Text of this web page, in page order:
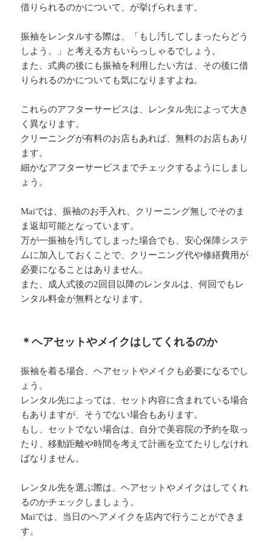
借りられるのかについて、が挙げられます。
振袖をレンタルする際は、「もし汚してしまったらどう
しよう。」と考える方もいらっしゃるでしょう。
また、式典の後にも振袖を利用したい方は、その後に借
りられるのかについても気になりますよね。
これらのアフターサービスは、レンタル先によって大き
く異なります。
クリーニングが有料のお店もあれば、無料のお店もあり
ます。
細かなアフターサービスまでチェックするようにしまし
ょう。
Maiでは、振袖のお手入れ、クリーニング無しでそのま
ま返却可能となっています。
万が一振袖を汚してしまった場合でも、安心保障システ
ムに加入しておくことで、クリーニング代や修繕費用が
必要になることはありません。
また、成人式後の2回目以降のレンタルは、何回でもレ
ンタル料金が無料となります。
＊ヘアセットやメイクはしてくれるのか
振袖を着る場合、ヘアセットやメイクも必要になるでし
ょう。
レンタル先によっては、セット内容に含まれている場合
もありますが、そうでない場合もあります。
もし、セットでない場合は、自分で美容院の予約を取っ
たり、移動距離や時間を考えて計画を立てたりしなけれ
ばなりません。
レンタル先を選ぶ際は、ヘアセットやメイクはしてくれ
るのかチェックしましょう。
Maiでは、当日のヘアメイクを店内で行うことができま
す。